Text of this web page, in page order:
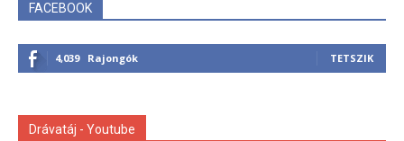
FACEBOOK
4,039 Rajongók TETSZIK
Drávatáj - Youtube